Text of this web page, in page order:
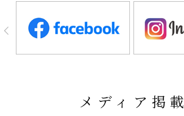
メディア掲載